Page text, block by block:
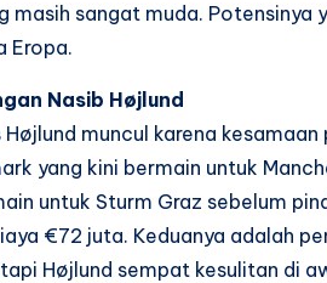
masih sangat muda. Potensinya
Eropa.
Nasib Højlund
muncul karena
yang kini bermain untuk
untuk Sturm Graz sebelum
€72 juta. Keduanya adalah
Højlund sempat kesulitan di